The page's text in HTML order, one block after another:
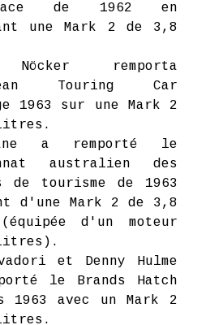
de 1962 en
une Mark 2 de 3,8
remporta
Touring Car
1963 sur une Mark 2
a remporté le
australien des
de tourisme de 1963
d'une Mark 2 de 3,8
d'un moteur
et Denny Hulme
le Brands Hatch
1963 avec un Mark 2